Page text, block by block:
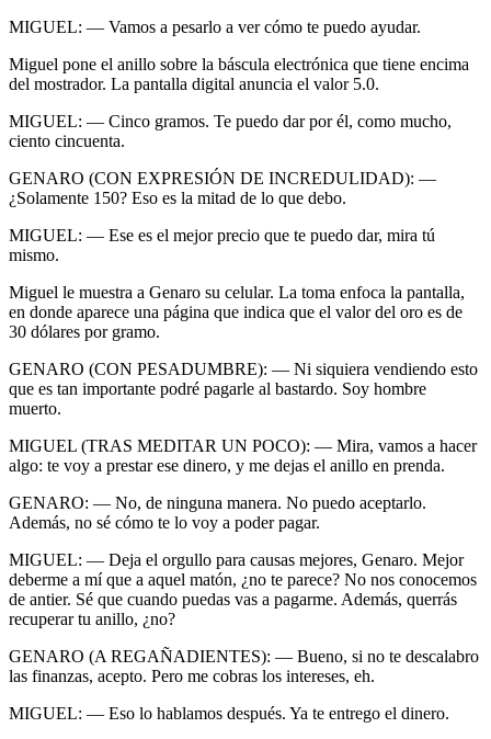
MIGUEL: — Vamos a pesarlo a ver cómo te puedo ayudar.
Miguel pone el anillo sobre la báscula electrónica que tiene encima
del mostrador. La pantalla digital anuncia el valor 5.0.
MIGUEL: — Cinco gramos. Te puedo dar por él, como mucho,
ciento cincuenta.
GENARO (CON EXPRESIÓN DE INCREDULIDAD): —
¿Solamente 150? Eso es la mitad de lo que debo.
MIGUEL: — Ese es el mejor precio que te puedo dar, mira tú
mismo.
Miguel le muestra a Genaro su celular. La toma enfoca la pantalla,
en donde aparece una página que indica que el valor del oro es de
30 dólares por gramo.
GENARO (CON PESADUMBRE): — Ni siquiera vendiendo esto
que es tan importante podré pagarle al bastardo. Soy hombre
muerto.
MIGUEL (TRAS MEDITAR UN POCO): — Mira, vamos a hacer
algo: te voy a prestar ese dinero, y me dejas el anillo en prenda.
GENARO: — No, de ninguna manera. No puedo aceptarlo.
Además, no sé cómo te lo voy a poder pagar.
MIGUEL: — Deja el orgullo para causas mejores, Genaro. Mejor
deberme a mí que a aquel matón, ¿no te parece? No nos conocemos
de antier. Sé que cuando puedas vas a pagarme. Además, querrás
recuperar tu anillo, ¿no?
GENARO (A REGAÑADIENTES): — Bueno, si no te descalabro
las finanzas, acepto. Pero me cobras los intereses, eh.
MIGUEL: — Eso lo hablamos después. Ya te entrego el dinero.